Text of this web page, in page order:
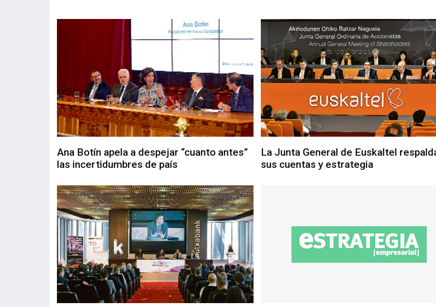
que espera superar ampliamente este año.
Ana Botín apela a despejar “cuanto antes”
las incertidumbres de país
La Junta General de Euskaltel
sus cuentas y estrategia